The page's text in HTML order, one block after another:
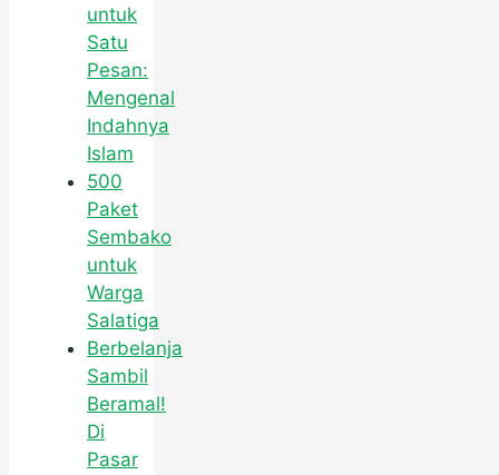
untuk
Satu
Pesan:
Mengenal
Indahnya
Islam
500
Paket
Sembako
untuk
Warga
Salatiga
Berbelanja
Sambil
Beramal!
Di
Pasar